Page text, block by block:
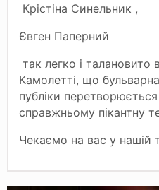
Крістіна Синельник ,
Євген Паперний
так легко і талановито
Камолетті, що
публіки
справжньому пікантну
Чекаємо на вас у нашiй